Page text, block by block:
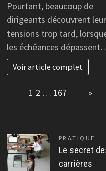
Pourtant, beaucoup de
dirigeants découvrent
tensions trop tard,
les échéances
Voir article complet
1 2 … 167 »
PRATIQUE
Le secret
carrières